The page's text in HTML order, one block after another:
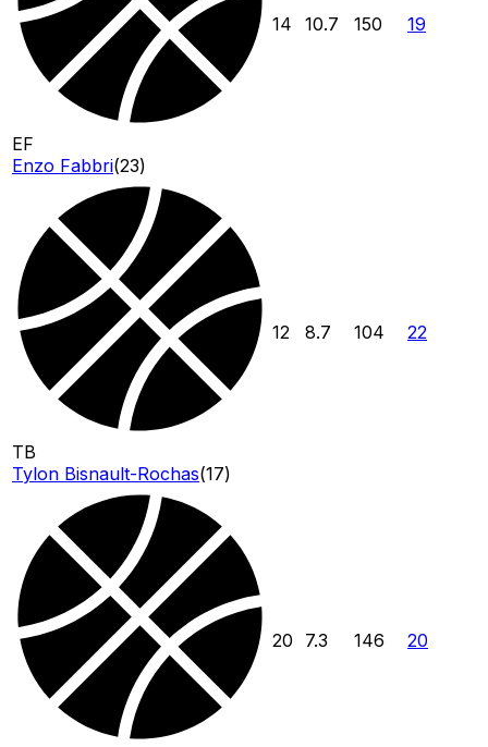
EF
Enzo Fabbri(23)
14 10.7 150 19
TB
Tylon Bisnault-Rochas(17)
12 8.7 104 22
20 7.3 146 20